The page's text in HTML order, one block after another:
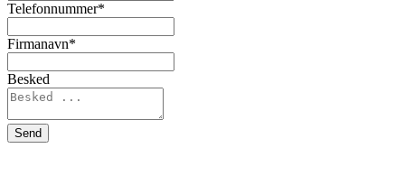
Telefonnummer*
Firmanavn*
Besked